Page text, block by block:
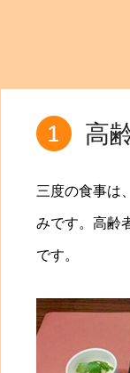
高
三度の食事は
みです。高齢
です。